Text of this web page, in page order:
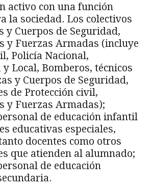
activo con una función
la sociedad. Los colectivos
y Cuerpos de Seguridad,
y Fuerzas Armadas (incluye
Policía Nacional,
Local, Bomberos, técnicos
y Cuerpos de Seguridad,
de Protección civil,
y Fuerzas Armadas);
de educación infantil
educativas especiales,
docentes como otros
que atienden al alumnado;
de educación